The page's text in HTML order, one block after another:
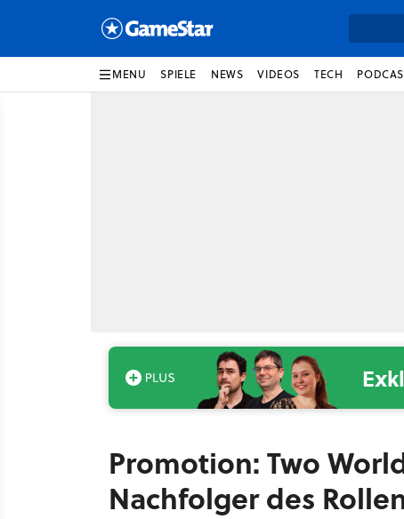
MENU SPIELE NEWS VIDEOS TECH
Promotion: Two
Nachfolger des